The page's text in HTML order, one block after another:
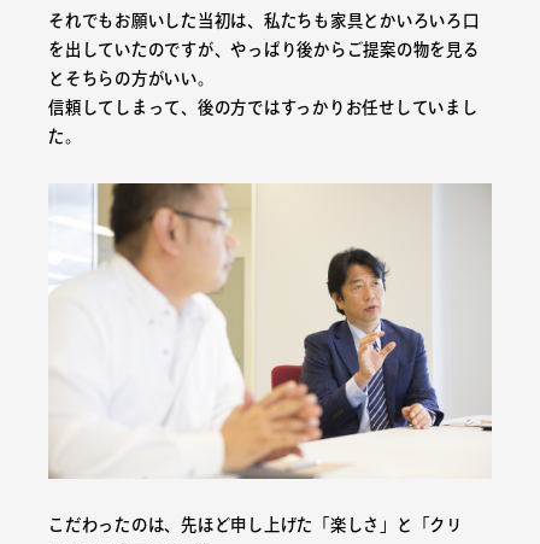
それでもお願いした当初は、私たちも家具とかいろいろ口
を出していたのですが、やっぱり後からご提案の物を見る
とそちらの方がいい。
信頼してしまって、後の方ではすっかりお任せしていまし
た。
こだわったのは、先ほど申し上げた「楽しさ」と「クリ